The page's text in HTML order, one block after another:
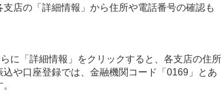
店の「詳細情報」から住所や電話番号の確認も
に「詳細情報」をクリックすると、各支店の住所
や口座登録では、金融機関コード「0169」とあ